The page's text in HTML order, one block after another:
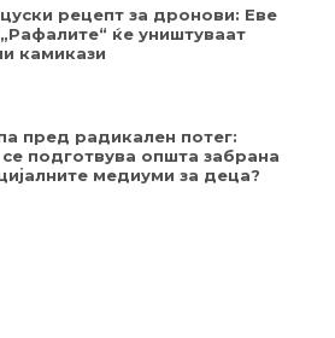
рецепт за дронови: Еве
ќе уништуваат
камикази
пред радикален потег:
подготвува општа забрана
медиуми за деца?